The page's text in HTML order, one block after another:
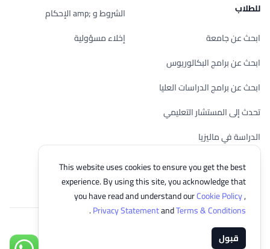
This website uses cookies to ensure you get the best
experience. By using this site, you acknowledge that
you have read and understand ourCookie Policy,
Privacy StatementandTerms & Conditions
.
قبول
للطلاب
ابحث عن جامعة
ابحث عن برامج البكالوريوس
ابحث عن برامج الدراسات العليا
تحدث إلى المستشار التعليمي
الدراسة في ماليزيا
تحقق من أهليتك
الشروط و ;amp الإحكام
إخلاء مسؤولية
© 2026 EasyUni Sdn Bhd, company registration number 200801016907
(818200-P). All rights reserved.